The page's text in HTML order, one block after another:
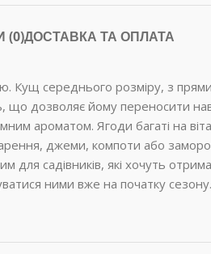
(0)ДОСТАВКА ТА ОПЛАТА
Кущ середнього розміру, з
що дозволяє йому переносити
ароматом. Ягоди багаті на
джеми, компоти або
для садівників, які хочуть
ними вже на початку сезону.